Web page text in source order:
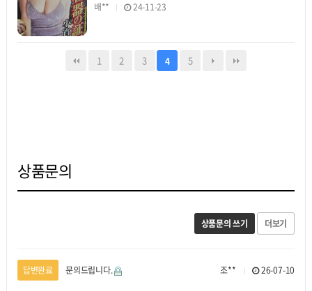
배** 24-11-23
1 2 3 4 5
상품문의
상품문의 쓰기 더보기
답변완료 문의드립니다. 조** 26-07-10